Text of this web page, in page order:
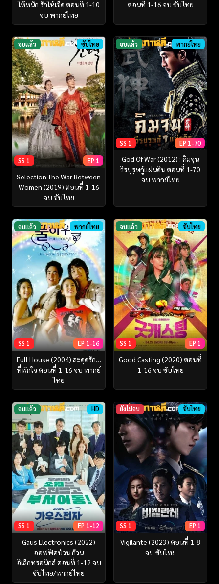
ให้หนัก รักให้เข็ด ตอนที่ 1-10
จบ พากย์ไทย
ตอนที่ 1-16 จบ ซับไทย
จบแล้ว ซับไทย
SS 1 EP 1
Selection The War Between
Women (2019) ตอนที่ 1-16
จบ ซับไทย
จบแล้ว พากย์ไทย
SS 1 EP 1-70
God Of War (2012) : คิมจุน
วีรบุรุษกู้แผ่นดิน ตอนที่ 1-70
จบ พากย์ไทย
จบแล้ว พากย์ไทย
SS 1 EP 1-16
Full House (2004) สะดุดรัก…
ที่พักใจ ตอนที่ 1-16 จบ พากย์
ไทย
จบแล้ว ซับไทย
SS 1 EP 1
Good Casting (2020) ตอนที่
1-16 จบ ซับไทย
จบแล้ว HD
SS 1 EP 1-12
Gaus Electronics (2022)
ออฟฟิศป่วน ก๊วน
อิเล็กทรอนิกส์ ตอนที่ 1-12 จบ
ซับไทย/พากย์ไทย
ยังไม่จบ ซับไทย
SS 1 EP 1
Vigilante (2023) ตอนที่ 1-8
จบ ซับไทย